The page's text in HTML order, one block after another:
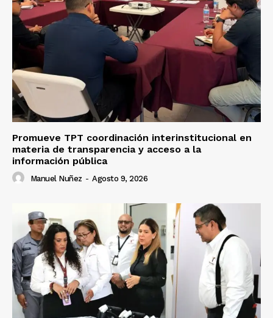
Promueve TPT coordinación interinstitucional en
materia de transparencia y acceso a la
información pública
Manuel Nuñez - Agosto 9, 2026